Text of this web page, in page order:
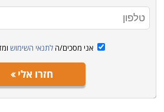
הורים המאושרים לעובדי הוראה
אני מסכים/ה לתנאי השימוש
חזרו אלי